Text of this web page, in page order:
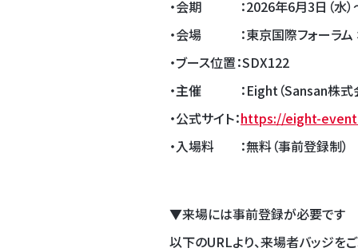
・会期 ：2026年6月3日（水）
・会場 ：東京国際フォーラム
・ブース位置：SDX122
・主催 ：Eight（Sansan株式
・公式サイト：https://eight-
・入場料 ：無料（事前登録制）
▼来場には事前登録が必要です
以下のURLより、来場者バッジを